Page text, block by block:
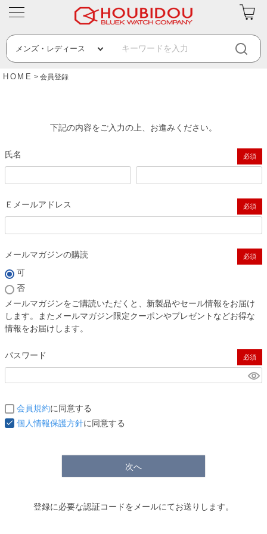
HOME 会員登録
下記の内容をご入力の上、お進みください。
氏名
Ｅメールアドレス
メールマガジンの購読
可
否
メールマガジンをご購読いただくと、新製品やセール情報をお届け
します。またメールマガジン限定クーポンやプレゼントなどお得な
情報をお届けします。
パスワード
(必須)
会員規約に同意する
個人情報保護方針に同意する
次へ
登録に必要な認証コードをメールにてお送りします。